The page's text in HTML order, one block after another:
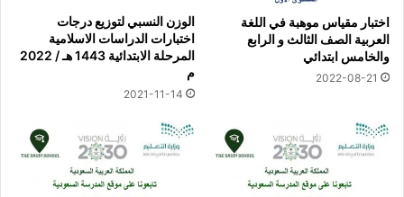
اختبار مقياس موهبة في اللغة
العربية الصف الثالث و الرابع
والخامس ابتدائي
2022-08-21
الوزن النسبي لتوزيع درجات
اختبارات الدراسات الاسلامية
المرحلة الابتدائية 1443 هـ / 2022
م
2021-11-14